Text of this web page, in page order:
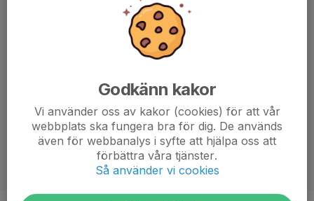
Godkänn kakor
Vi använder oss av kakor (cookies) för att vår
webbplats ska fungera bra för dig. De används
även för webbanalys i syfte att hjälpa oss att
förbättra våra tjänster.
Så använder vi cookies